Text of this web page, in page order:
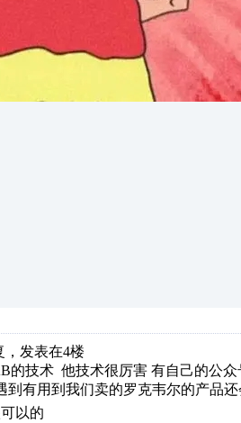
，发表在4楼
技术 他技术很厉害 有自己的公众
到有用到我们卖的罗克韦尔的产品
以的